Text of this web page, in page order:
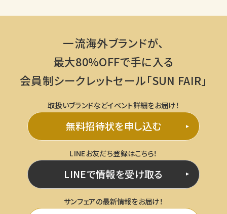
一流海外ブランドが、
最大80%OFFで手に入る
会員制シークレットセール「SUN FAIR」
取扱いブランドなどイベント詳細をお届け！
LINEお友だち登録はこちら！
サンフェアの最新情報をお届け！
無料招待状を申し込む
LINEで情報を受け取る